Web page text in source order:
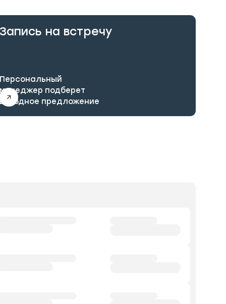
Запись на встречу
Персональный
менеджер подберет
выгодное предложение